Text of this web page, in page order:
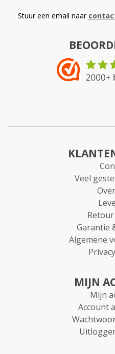
Stuur een email naar
Veel
Garantie
Algemene
MIJN
Mijn
Account